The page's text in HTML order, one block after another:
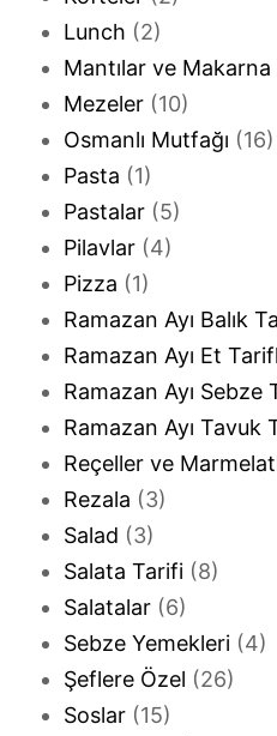
Lunch (2)
Mantılar ve Makarna
Mezeler (10)
Osmanlı Mutfağı (16)
Pasta (1)
Pastalar (5)
Pilavlar (4)
Pizza (1)
Ramazan Ayı Balık
Ramazan Ayı Et
Ramazan Ayı Sebze
Ramazan Ayı Tavuk
Reçeller ve
Rezala (3)
Salad (3)
Salata Tarifi (8)
Salatalar (6)
Sebze Yemekleri (4)
Şeflere Özel (26)
Soslar (15)